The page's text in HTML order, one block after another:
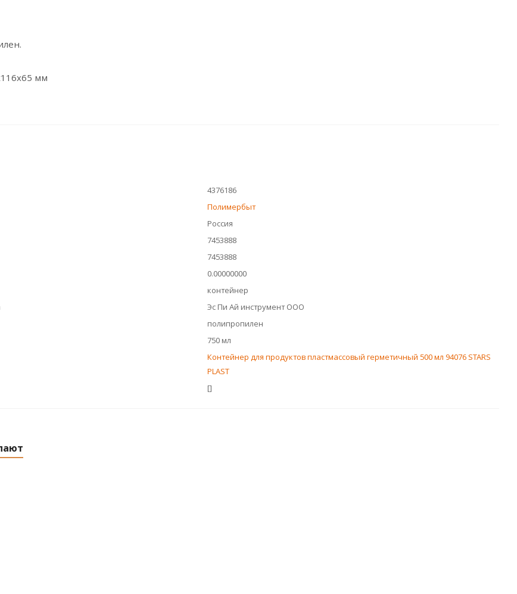
мм
4376186
Полимербыт
Россия
7453888
7453888
0.00000000
контейнер
Эс Пи Ай инструмент ООО
полипропилен
750 мл
Контейнер для продуктов пластмассовый герметичный 500 мл 94076 STARS
PLAST
[]